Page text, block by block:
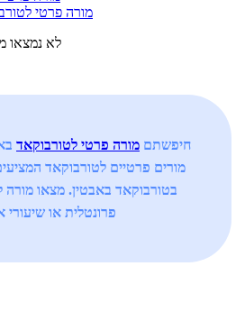
מורה פרטי
לא נמצאו
חיפשתם מורה פרטי לטורבוקאד
מורים פרטיים לטורבוקאד
בטורבוקאד באבטין. מצאו מורה
פרונטלית או שיעורי